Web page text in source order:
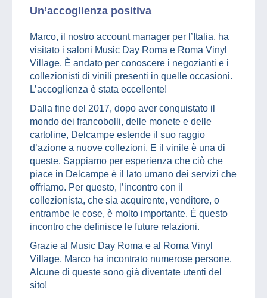
Un’accoglienza positiva
Marco, il nostro account manager per l’Italia, ha
visitato i saloni Music Day Roma e Roma Vinyl
Village. È andato per conoscere i negozianti e i
collezionisti di vinili presenti in quelle occasioni.
L’accoglienza è stata eccellente!
Dalla fine del 2017, dopo aver conquistato il
mondo dei francobolli, delle monete e delle
cartoline, Delcampe estende il suo raggio
d’azione a nuove collezioni. E il vinile è una di
queste. Sappiamo per esperienza che ciò che
piace in Delcampe è il lato umano dei servizi che
offriamo. Per questo, l’incontro con il
collezionista, che sia acquirente, venditore, o
entrambe le cose, è molto importante. È questo
incontro che definisce le future relazioni.
Grazie al Music Day Roma e al Roma Vinyl
Village, Marco ha incontrato numerose persone.
Alcune di queste sono già diventate utenti del
sito!